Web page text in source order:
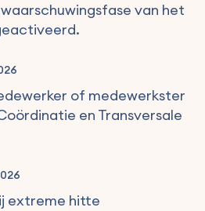
waarschuwingsfase van het
of medewerkster
en Transversale
extreme hitte